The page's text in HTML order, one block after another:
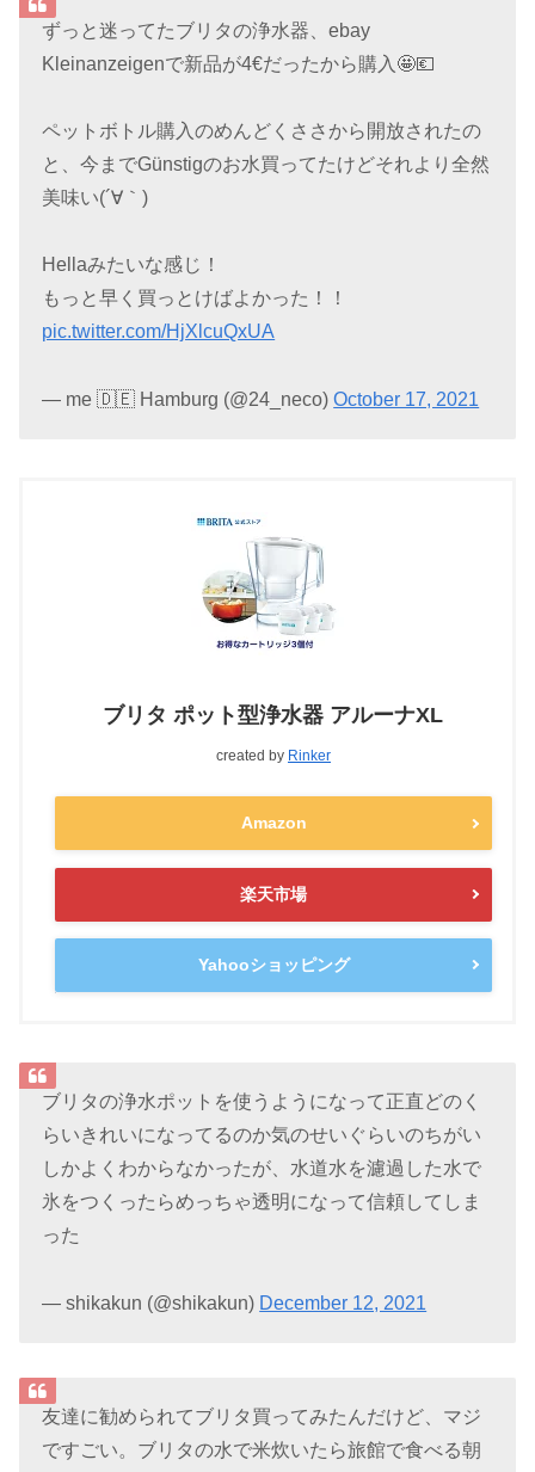
ずっと迷ってたブリタの浄水器、ebay
Kleinanzeigenで新品が4€だったから購入🤩💶
ペットボトル購入のめんどくささから開放されたの
と、今までGünstigのお水買ってたけどそれより全然
美味い(´∀｀)
Hellaみたいな感じ！
もっと早く買っとけばよかった！！
pic.twitter.com/HjXlcuQxUA
— me 🇩🇪 Hamburg (@24_neco)October 17, 2021
ブリタ ポット型浄水器 アルーナXL
created by Rinker
Amazon
楽天市場
Yahooショッピング
ブリタの浄水ポットを使うようになって正直どのく
らいきれいになってるのか気のせいぐらいのちがい
しかよくわからなかったが、水道水を濾過した水で
氷をつくったらめっちゃ透明になって信頼してしま
った
— shikakun (@shikakun) December 12, 2021
友達に勧められてブリタ買ってみたんだけど、マジ
ですごい。ブリタの水で米炊いたら旅館で食べる朝